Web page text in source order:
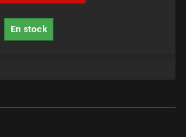
En stock